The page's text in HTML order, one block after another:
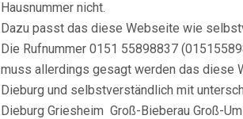
Hausnummer nicht.
Dazu passt das diese Webseite wie
Die Rufnummer 0151 55898837
muss allerdings gesagt werden das diese
Dieburg und selbstverständlich mit
Dieburg Griesheim Groß-Bieberau Groß-